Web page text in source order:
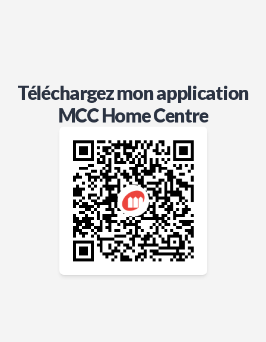
Téléchargez mon application
MCC Home Centre